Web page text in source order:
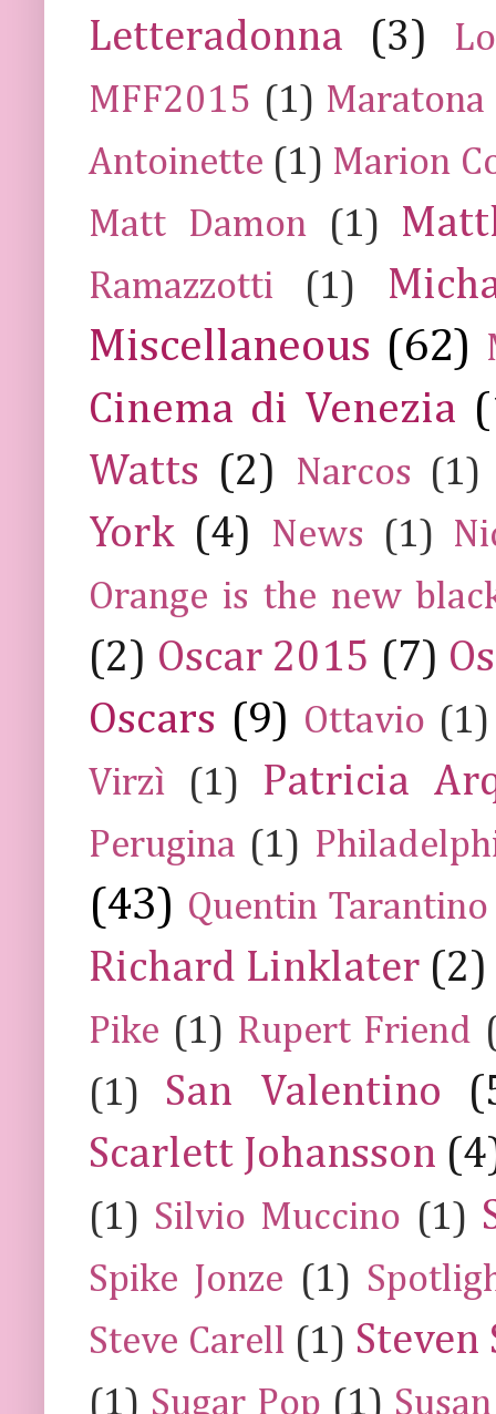
Letteradonna (3)
MFF2015 (1) Maratona
Antoinette (1) Marion
Matt Damon
(1)
Ramazzotti (1)
Miscellaneous (62)
Cinema di Venezia
Watts (2) Narcos (1)
York (4) News (1)
Orange is the new
(2) Oscar 2015 (7)
Oscars (9) Ottavio (1)
Virzì
(1) Patricia
Perugina (1)
(43) Quentin Tarantino
Richard Linklater (2)
Pike (1) Rupert Friend
(1)
San Valentino
Scarlett Johansson
(1) Silvio Muccino (1)
Spike Jonze (1)
Steve Carell (1) Steven
(1) Sugar Pop (1)